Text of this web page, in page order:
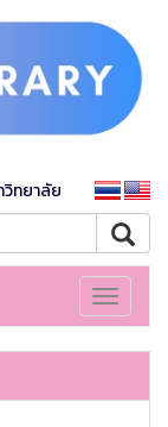
วิทยาลัย
Toggle